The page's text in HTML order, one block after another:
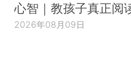
心智｜教孩子真正阅
2026年08月09日